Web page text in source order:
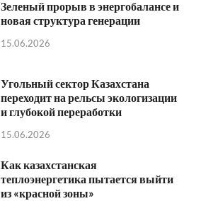
Зеленый прорыв в энергобалансе и
новая структура генерации
15.06.2026
Угольный сектор Казахстана
переходит на рельсы экологизации
и глубокой переработки
15.06.2026
Как казахстанская
теплоэнергетика пытается выйти
из «красной зоны»